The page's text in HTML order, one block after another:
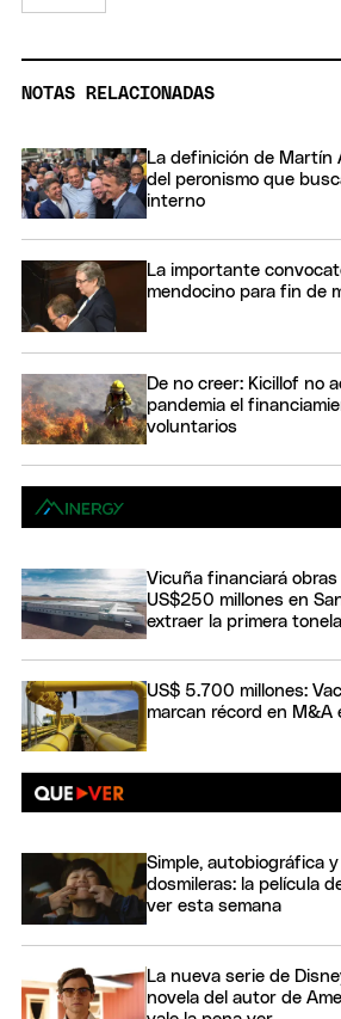
NOTAS RELACIONADAS
La definición de Martín
del peronismo que
interno
La importante
mendocino para fin de
De no creer: Kicillof no
pandemia el
voluntarios
Vicuña financiará
US$250 millones en
extraer la primera
US$ 5.700 millones:
marcan récord en M&A
Simple, autobiográfica
dosmileras: la película
ver esta semana
La nueva serie de
novela del autor de